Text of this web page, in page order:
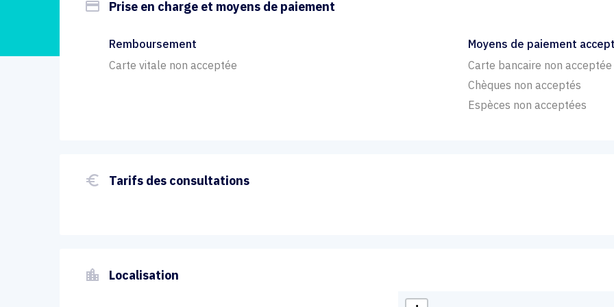
payment Prise en charge et moyens de paiement
Remboursement
Carte vitale non acceptée
Moyens de paiement
Carte bancaire non acceptée
Chèques non acceptés
Espèces non acceptées
euro_symbol Tarifs des consultations
location_city Localisation